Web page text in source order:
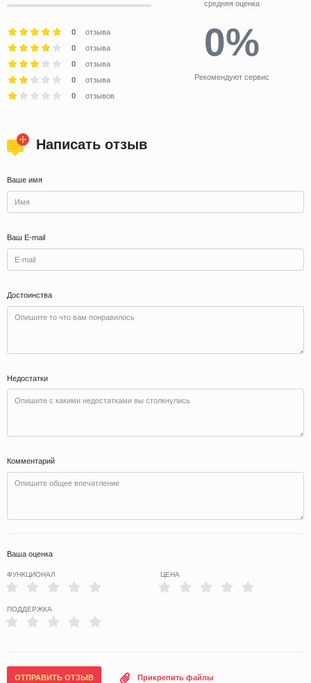
средняя оценка
0
отзыва
0
отзыва
0
отзыва
0
отзыва
0
отзывов
0%
Рекомендуют сервис
Написать отзыв
Ваше имя
Ваш E-mail
Достоинства
Недостатки
Комментарий
Ваша оценка
ФУНКЦИОНАЛ ЦЕНА
ПОДДЕРЖКА
ОТПРАВИТЬ ОТЗЫВ Прикрепить файлы